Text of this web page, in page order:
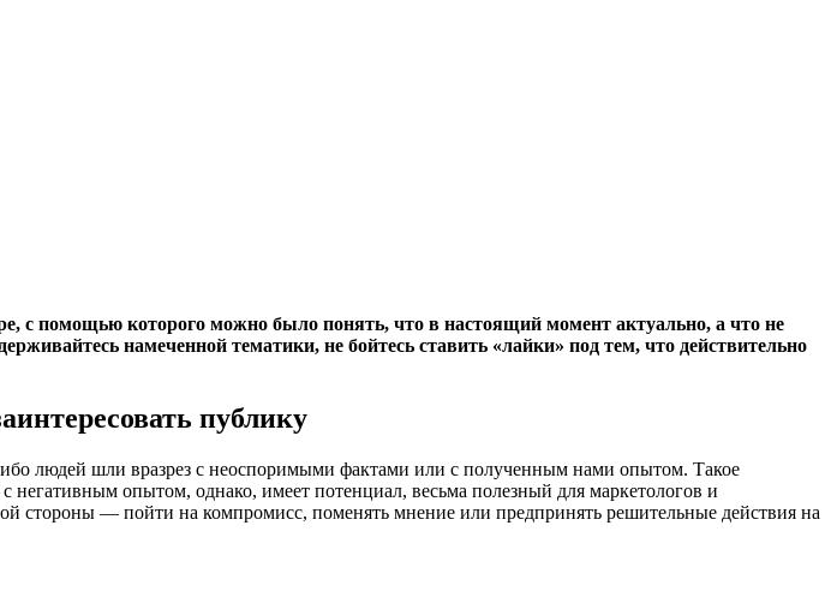
с помощью которого можно было понять, что в настоящий момент актуально, а что не
намеченной тематики, не бойтесь ставить «лайки» под тем, что действительно
публику
людей шли вразрез с неоспоримыми фактами или с полученным нами опытом. Такое
негативным опытом, однако, имеет потенциал, весьма полезный для маркетологов и
стороны — пойти на компромисс, поменять мнение или предпринять решительные действия на